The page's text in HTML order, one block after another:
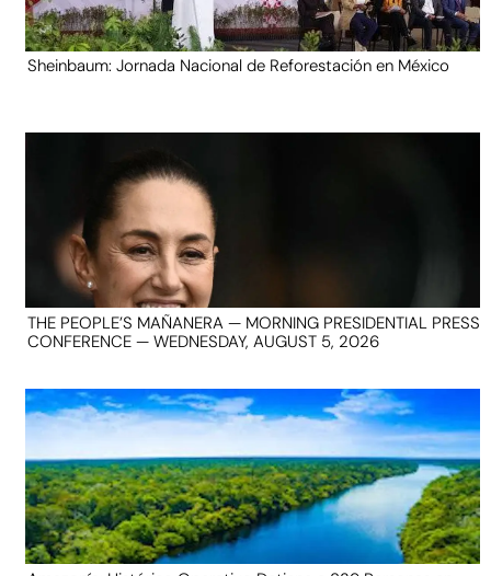
Sheinbaum: Jornada Nacional de Reforestación en México
THE PEOPLE’S MAÑANERA — MORNING PRESIDENTIAL PRESS
CONFERENCE — WEDNESDAY, AUGUST 5, 2026